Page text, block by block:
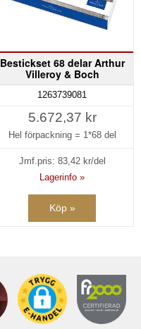
Bestickset 68 delar Arthur
Villeroy & Boch
1263739081
5.672,37 kr
Hel förpackning = 1*68 del
Jmf.pris: 83,42kr/del
Lagerinfo »
Köp »